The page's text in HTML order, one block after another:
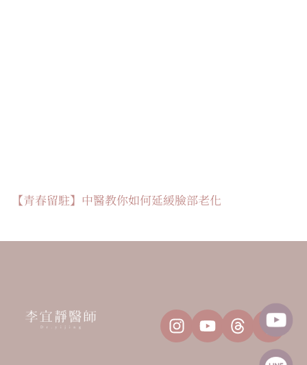
【青春留駐】中醫教你如何延緩臉部老化